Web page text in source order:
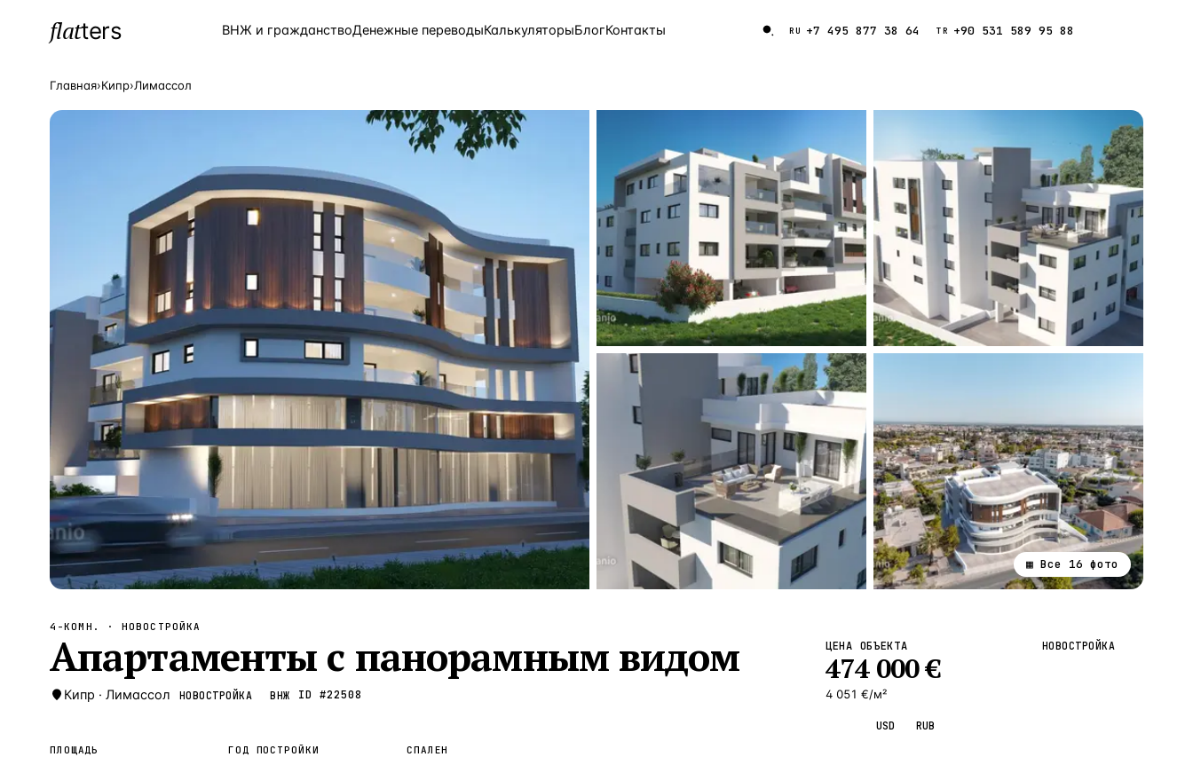
flatters ВНЖ и гражданствоДенежные переводыКалькуляторыБлогКонтакты RU +7 495 877 38 64 TR +90 531 589 95 88
Страна
Страна 5 430 объектов
Страна 3 906 объектов
Таиланд — Страна 2 948 объектов
Греция —Страна 2 797 объектов
Локация Россия · 3 920
— Локация Турция · 2 556
Бангкок —Локация Таиланд · 2 172
Новороссийск Локация Россия · 2 106
Стамбул —Локация Турция · 2 092
Анталия —Локация Турция · 1 810
Турция Россия Испания Кипр
Таиланд
Греция
Главная›Кипр›Лимассол
▦ Все 16 фото
4-КОМН. · НОВОСТРОЙКА
Апартаменты с панорамным видом
Кипр · Лимассол НОВОСТРОЙКА ВНЖ ID #22508
ПЛОЩАДЬ ГОД ПОСТРОЙКИ СПАЛЕН
ЦЕНА ОБЪЕКТА
474 000€
4 051 €/м²
НОВОСТРОЙКА
USD RUB